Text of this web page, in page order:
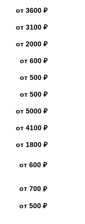
от 600 ₽
от 500 ₽
от 500 ₽
от 2000 ₽
от 3100 ₽
от 3600 ₽
от 5000 ₽
от 4100 ₽
от 1800 ₽
от 600 ₽
от 700 ₽
от 500 ₽